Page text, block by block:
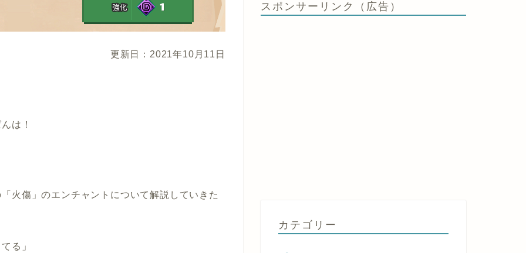
更新日：2021年10月11日
は！
火傷」のエンチャントについて解説していきた
る」
スポンサーリンク（広告）
カテゴリー